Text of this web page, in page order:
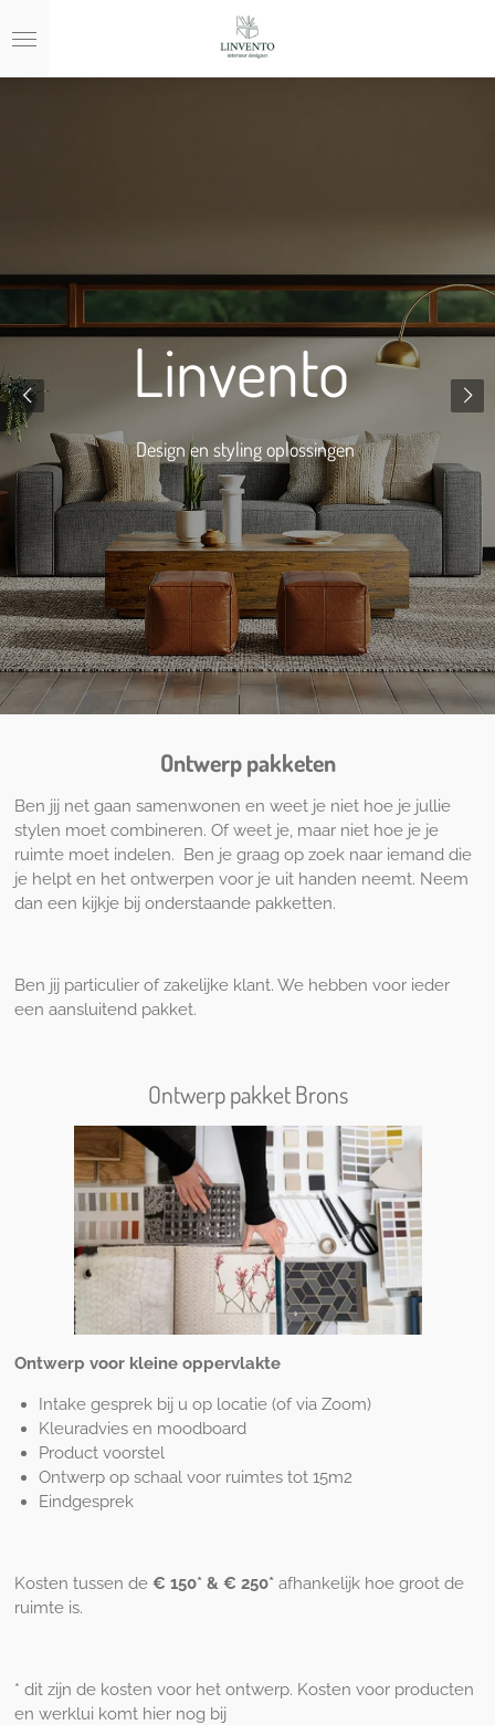
direct
Linvento
Design en styling oplossingen
Ontwerp pakketen
Ben jij net gaan samenwonen en weet je niet hoe je jullie
stylen moet combineren. Of weet je, maar niet hoe je je
ruimte moet indelen. Ben je graag op zoek naar iemand die
je helpt en het ontwerpen voor je uit handen neemt. Neem
dan een kijkje bij onderstaande pakketten.
Ben jij particulier of zakelijke klant. We hebben voor ieder
een aansluitend pakket.
Ontwerp pakket Brons
Ontwerp voor kleine oppervlakte
Intake gesprek bij u op locatie (of via Zoom)
Kleuradvies en moodboard
Product voorstel
Ontwerp op schaal voor ruimtes tot 15m2
Eindgesprek
Kosten tussen de€ 150* & € 250* afhankelijk hoe groot de
ruimte is.
* dit zijn de kosten voor het ontwerp. Kosten voor producten
en werklui komt hier nog bij